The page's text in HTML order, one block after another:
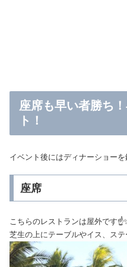
座席も早い者勝ち
ト！
イベント後にはディナーショーを
座席
こちらのレストランは屋外です
芝生の上にテーブルやイス、ステ